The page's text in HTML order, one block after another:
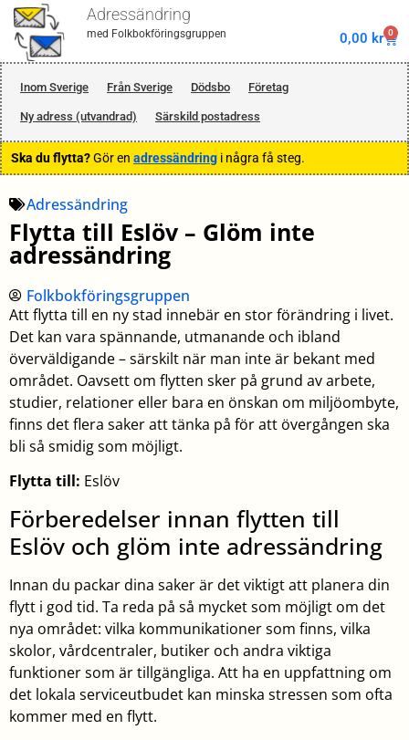
Adressändring
med Folkbokföringsgruppen 0,00 kr 0
Inom Sverige Från Sverige Dödsbo Företag
Ny adress (utvandrad) Särskild postadress
Ska du flytta?Gör en adressändring i några få steg.
Adressändring
Flytta till Eslöv – Glöm inte
adressändring
Folkbokföringsgruppen
Att flytta till en ny stad innebär en stor förändring i livet.
Det kan vara spännande, utmanande och ibland
överväldigande – särskilt när man inte är bekant med
området. Oavsett om flytten sker på grund av arbete,
studier, relationer eller bara en önskan om miljöombyte,
finns det flera saker att tänka på för att övergången ska
bli så smidig som möjligt.
Flytta till: Eslöv
Förberedelser innan flytten till
Eslöv och glöm inte adressändring
Innan du packar dina saker är det viktigt att planera din
flytt i god tid. Ta reda på så mycket som möjligt om det
nya området: vilka kommunikationer som finns, vilka
skolor, vårdcentraler, butiker och andra viktiga
funktioner som är tillgängliga. Att ha en uppfattning om
det lokala serviceutbudet kan minska stressen som ofta
kommer med en flytt.